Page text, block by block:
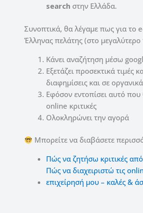
search στην Ελλάδα.
Συνοπτικά, θα λέγαμε πως για το
Έλληνας πελάτης (στο
Κάνει αναζήτηση μέσω
Εξετάζει προσεκτικά τιμές
διαφημίσεις και σε
Εφόσον εντοπίσει αυτό που
online κριτικές
Ολοκληρώνει την αγορά
Μπορείτε να διαβάσετε
Πώς να ζητήσω κριτικές
Πώς να διαχειριστώ τις
επιχείρησή μου – καλές &